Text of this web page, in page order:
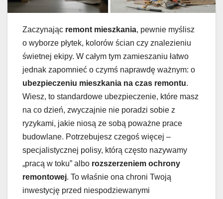
Zaczynając remont mieszkania, pewnie myślisz
o wyborze płytek, kolorów ścian czy znalezieniu
świetnej ekipy. W całym tym zamieszaniu łatwo
jednak zapomnieć o czymś naprawdę ważnym: o
ubezpieczeniu mieszkania na czas remontu.
Wiesz, to standardowe ubezpieczenie, które masz
na co dzień, zwyczajnie nie poradzi sobie z
ryzykami, jakie niosą ze sobą poważne prace
budowlane. Potrzebujesz czegoś więcej –
specjalistycznej polisy, którą często nazywamy
„pracą w toku” albo rozszerzeniem ochrony
remontowej. To właśnie ona chroni Twoją
inwestycję przed niespodziewanymi